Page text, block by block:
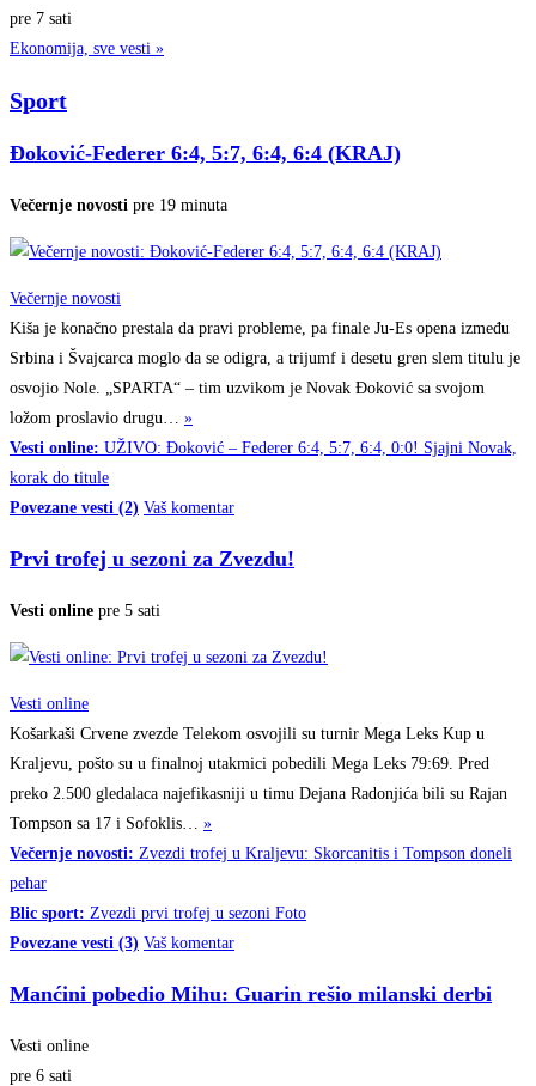
pre 7 sati
Ekonomija, sve vesti »
Sport
Đoković-Federer 6:4, 5:7, 6:4, 6:4 (KRAJ)
Večernje novosti pre 19 minuta
Večernje novosti
Kiša je konačno prestala da pravi probleme, pa finale Ju-Es opena između
Srbina i Švajcarca moglo da se odigra, a trijumf i desetu gren slem titulu je
osvojio Nole. „SPARTA“ – tim uzvikom je Novak Đoković sa svojom
ložom proslavio drugu… »
Vesti online: UŽIVO: Đoković – Federer 6:4, 5:7, 6:4, 0:0! Sjajni Novak,
korak do titule
Povezane vesti (2) Vaš komentar
Prvi trofej u sezoni za Zvezdu!
Vesti online pre 5 sati
Vesti online
Košarkaši Crvene zvezde Telekom osvojili su turnir Mega Leks Kup u
Kraljevu, pošto su u finalnoj utakmici pobedili Mega Leks 79:69. Pred
preko 2.500 gledalaca najefikasniji u timu Dejana Radonjića bili su Rajan
Tompson sa 17 i Sofoklis… »
Večernje novosti: Zvezdi trofej u Kraljevu: Skorcanitis i Tompson doneli
pehar
Blic sport: Zvezdi prvi trofej u sezoni Foto
Povezane vesti (3) Vaš komentar
Manćini pobedio Mihu: Guarin rešio milanski derbi
Vesti online
pre 6 sati